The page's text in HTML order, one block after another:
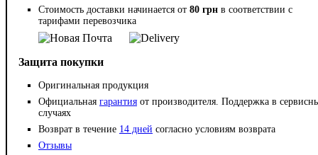
Стоимость доставки начинается от 80 грн в соответствии с
тарифами перевозчика
Защита покупки
Оригинальная продукция
Официальная гарантия от производителя. Поддержка в
случаях
Возврат в течение 14 дней согласно условиям возврата
Отзывы